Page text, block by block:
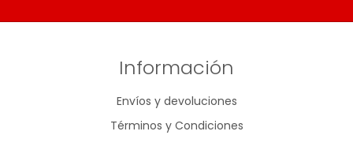
Información
Envíos y devoluciones
Términos y Condiciones